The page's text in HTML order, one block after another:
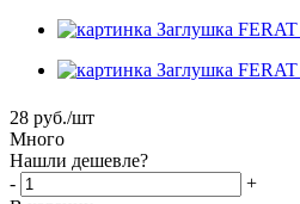
28 руб./шт
Много
Нашли дешевле?
-
+